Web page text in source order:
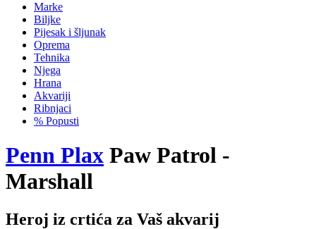
Marke
Biljke
Pijesak i šljunak
Oprema
Tehnika
Njega
Hrana
Akvariji
Ribnjaci
% Popusti
Penn Plax Paw Patrol -
Marshall
Heroj iz crtića za Vaš akvarij